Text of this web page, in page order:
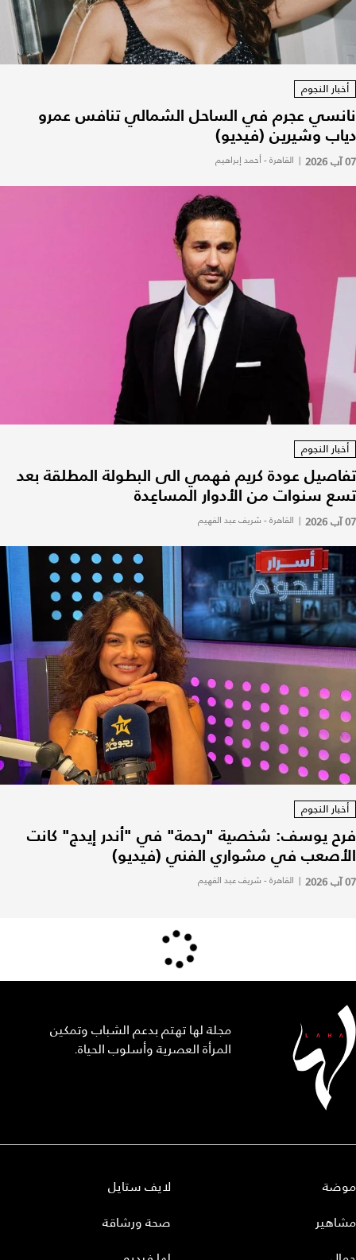
أخبار النجوم
نانسي عجرم في الساحل الشمالي تنافس عمرو
دياب وشيرين (فيديو)
07 آب 2026 | القاهرة - أحمد إبراهيم
أخبار النجوم
تفاصيل عودة كريم فهمي الى البطولة المطلقة بعد
تسع سنوات من الأدوار المساعِدة
07 آب 2026 | القاهرة - شريف عبد الفهيم
أخبار النجوم
فرح يوسف: شخصية "رحمة" في "أندر إيدج" كانت
الأصعب في مشواري الفني (فيديو)
07 آب 2026 | القاهرة - شريف عبد الفهيم
مجلة لها تهتم بدعم الشباب وتمكين
المرأة العصرية وأسلوب الحياة.
موضة
مشاهير
لايف ستايل
صحة ورشاقة